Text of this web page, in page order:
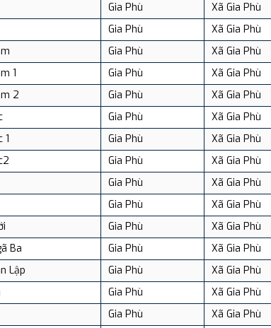
Gia Phù Xã Gia Phù
Gia Phù Xã Gia Phù
Gia Phù Xã Gia Phù
1 Gia Phù Xã Gia Phù
2 Gia Phù Xã Gia Phù
Gia Phù Xã Gia Phù
1 Gia Phù Xã Gia Phù
Gia Phù Xã Gia Phù
Gia Phù Xã Gia Phù
Gia Phù Xã Gia Phù
Gia Phù Xã Gia Phù
Ba Gia Phù Xã Gia Phù
Lập Gia Phù Xã Gia Phù
Gia Phù Xã Gia Phù
Gia Phù Xã Gia Phù